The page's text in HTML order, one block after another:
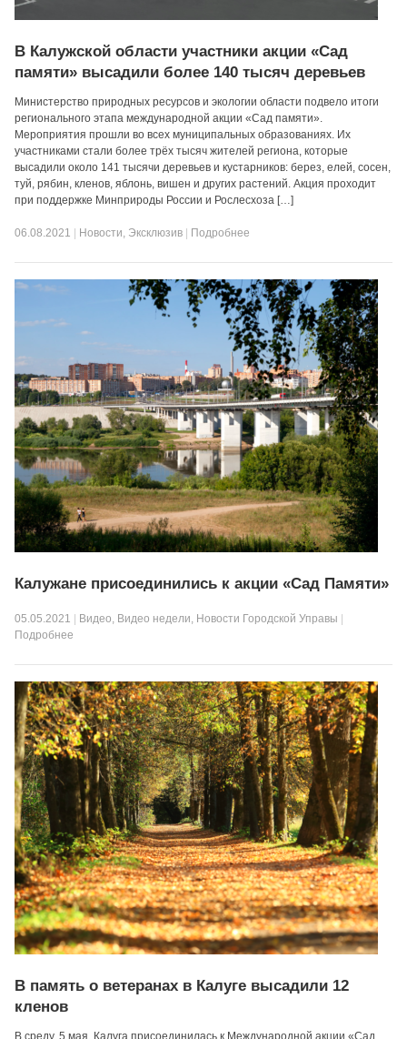
В Калужской области участники акции «Сад
памяти» высадили более 140 тысяч деревьев
Министерство природных ресурсов и экологии области подвело итоги
регионального этапа международной акции «Сад памяти».
Мероприятия прошли во всех муниципальных образованиях. Их
участниками стали более трёх тысяч жителей региона, которые
высадили около 141 тысячи деревьев и кустарников: берез, елей, сосен,
туй, рябин, кленов, яблонь, вишен и других растений. Акция проходит
при поддержке Минприроды России и Рослесхоза […]
06.08.2021 Новости, Эксклюзив Подробнее
Калужане присоединились к акции «Сад Памяти»
05.05.2021 Видео, Видео недели, Новости Городской Управы
Подробнее
В память о ветеранах в Калуге высадили 12
кленов
В среду, 5 мая, Калуга присоединилась к Международной акции «Сад